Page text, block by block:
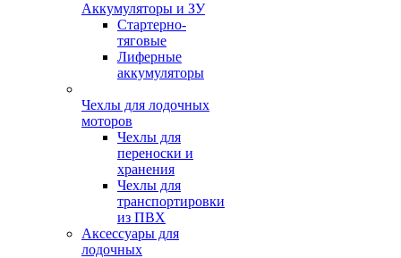
Аккумуляторы и ЗУ
Стартерно-
тяговые
Лиферные
аккумуляторы
Чехлы для лодочных
моторов
Чехлы для
переноски и
хранения
Чехлы для
транспортировки
из ПВХ
Аксессуары для
лодочных